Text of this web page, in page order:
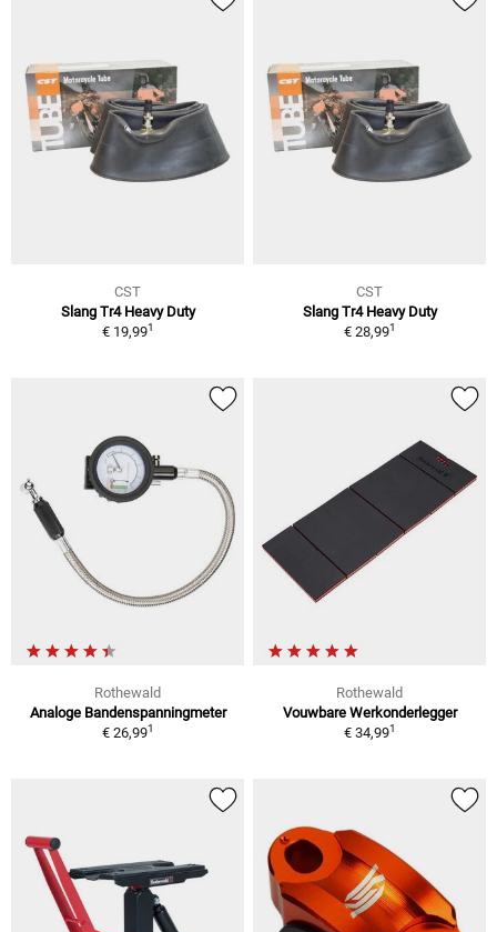
CST
Slang Tr4 Heavy Duty
€ 19,991
CST
Slang Tr4 Heavy Duty
€ 28,991
Rothewald
Analoge Bandenspanningmeter
€ 26,991
Rothewald
Vouwbare Werkonderlegger
€ 34,991